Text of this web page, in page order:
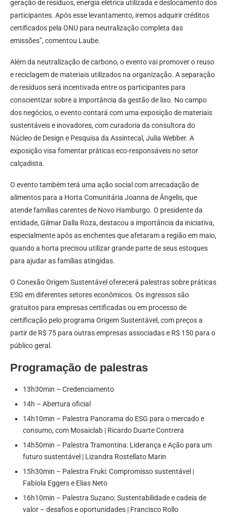
geração de resíduos, energia elétrica utilizada e deslocamento dos
participantes. Após esse levantamento, iremos adquirir créditos
certificados pela ONU para neutralização completa das
emissões”, comentou Laube.
Além da neutralização de carbono, o evento vai promover o reuso
e reciclagem de materiais utilizados na organização. A separação
de resíduos será incentivada entre os participantes para
conscientizar sobre a importância da gestão de lixo. No campo
dos negócios, o evento contará com uma exposição de materiais
sustentáveis e inovadores, com curadoria da consultora do
Núcleo de Design e Pesquisa da Assintecal, Julia Webber. A
exposição visa fomentar práticas eco-responsáveis no setor
calçadista.
O evento também terá uma ação social com arrecadação de
alimentos para a Horta Comunitária Joanna de Ângelis, que
atende famílias carentes de Novo Hamburgo. O presidente da
entidade, Gilmar Dalla Roza, destacou a importância da iniciativa,
especialmente após as enchentes que afetaram a região em maio,
quando a horta precisou utilizar grande parte de seus estoques
para ajudar as famílias atingidas.
O Conexão Origem Sustentável oferecerá palestras sobre práticas
ESG em diferentes setores econômicos. Os ingressos são
gratuitos para empresas certificadas ou em processo de
certificação pelo programa Origem Sustentável, com preços a
partir de R$ 75 para outras empresas associadas e R$ 150 para o
público geral.
Programação de palestras
13h30min – Credenciamento
14h – Abertura oficial
14h10min – Palestra Panorama do ESG para o mercado e
consumo, com Mosaiclab | Ricardo Duarte Contrera
14h50min – Palestra Tramontina: Liderança e Ação para um
futuro sustentável | Lizandra Rostellato Marin
15h30min – Palestra Fruki: Compromisso sustentável |
Fabíola Eggers e Elias Neto
16h10min – Palestra Suzano: Sustentabilidade e cadeia de
valor – desafios e oportunidades | Francisco Rollo